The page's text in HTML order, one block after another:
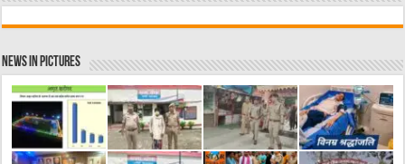
News in Pictures